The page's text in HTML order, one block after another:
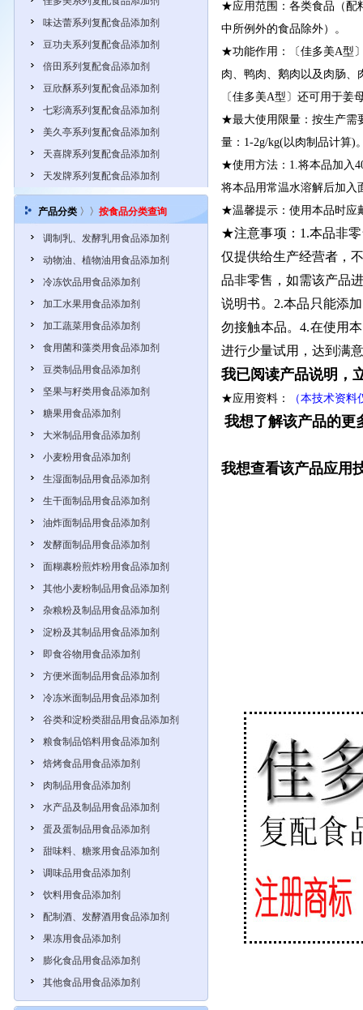
味达蕾系列复配食品添加剂
豆功夫系列复配食品添加剂
倍田系列复配食品添加剂
豆欣酥系列复配食品添加剂
七彩滴系列复配食品添加剂
美久亭系列复配食品添加剂
天喜牌系列复配食品添加剂
天发牌系列复配食品添加剂
产品分类 〉〉 按食品分类查询
调制乳、发酵乳用食品添加剂
动物油、植物油用食品添加剂
冷冻饮品用食品添加剂
加工水果用食品添加剂
加工蔬菜用食品添加剂
食用菌和藻类用食品添加剂
豆类制品用食品添加剂
坚果与籽类用食品添加剂
糖果用食品添加剂
大米制品用食品添加剂
小麦粉用食品添加剂
生湿面制品用食品添加剂
生干面制品用食品添加剂
油炸面制品用食品添加剂
发酵面制品用食品添加剂
面糊裹粉煎炸粉用食品添加剂
其他小麦粉制品用食品添加剂
杂粮粉及制品用食品添加剂
淀粉及其制品用食品添加剂
即食谷物用食品添加剂
方便米面制品用食品添加剂
冷冻米面制品用食品添加剂
谷类和淀粉类甜品用食品添加剂
粮食制品馅料用食品添加剂
焙烤食品用食品添加剂
肉制品用食品添加剂
水产品及制品用食品添加剂
蛋及蛋制品用食品添加剂
甜味料、糖浆用食品添加剂
调味品用食品添加剂
饮料用食品添加剂
配制酒、发酵酒用食品添加剂
果冻用食品添加剂
膨化食品用食品添加剂
其他食品用食品添加剂
★应用范围：各类食品（配
中所例外的食品除外）。
★功能作用：〔佳多美A型
肉、鸭肉、鹅肉以及肉肠、
〔佳多美A型〕还可用于姜
★最大使用限量：按生产需
量：1-2g/kg(以肉制品计算)
★使用方法：1.将本品加入
将本品用常温水溶解后加入
★温馨提示：使用本品时应
★注意事项：1.本品非
仅提供给生产经营者，
品非零售，如需该产品
说明书。 2.本品只能添
勿接触本品。4.在使用
进行少量试用，达到满
我已阅读产品说明，
★应用资料： （本技术资
我想了解该产品的更
我想查看该产品应用